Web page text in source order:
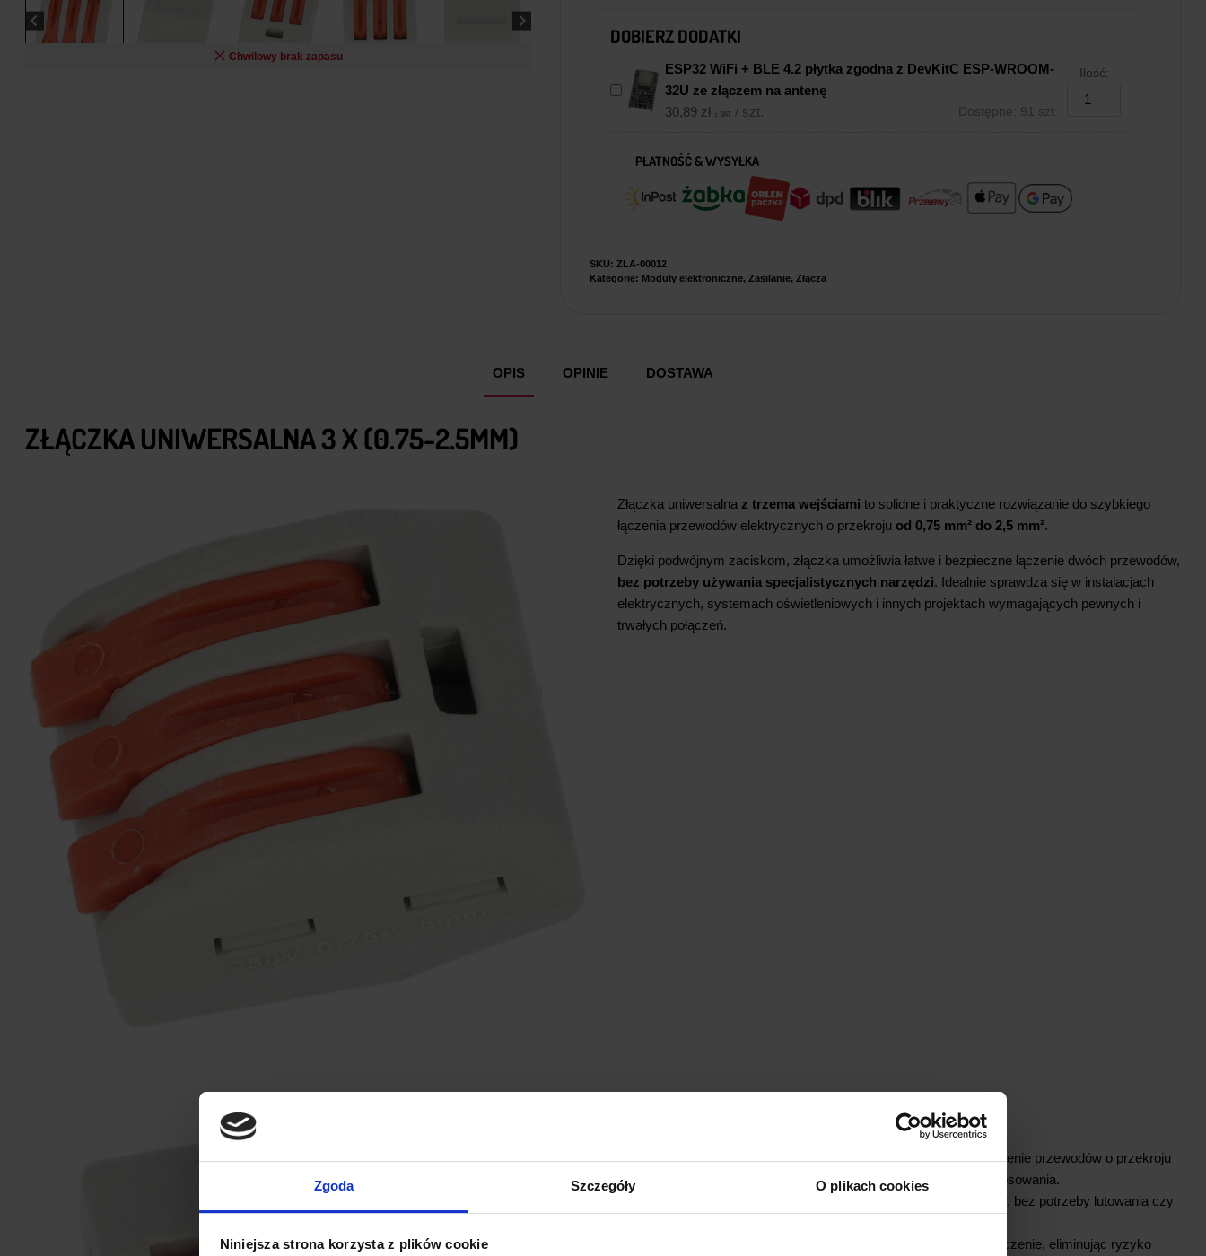
Zgoda Szczegóły O plikach cookies
Niniejsza strona korzysta z plików cookie
Chwilowy brak zapasu
DOBIERZ DODATKI
ESP32 WiFi + BLE 4.2 płytka zgodna z DevKitC ESP-WROOM-
32U ze złączem na antenę
30,89 zł z VAT / szt. Dostępne: 91 szt.
Ilość:
PŁATNOŚĆ & WYSYŁKA
SKU: ZLA-00012
Kategorie: Moduły elektroniczne, Zasilanie, Złącza
OPIS OPINIE DOSTAWA
ZŁĄCZKA UNIWERSALNA 3 X (0.75-2.5MM)
Złączka uniwersalna z trzema wejściami to solidne i praktyczne rozwiązanie do szybkiego
łączenia przewodów elektrycznych o przekroju od 0,75 mm² do 2,5 mm².
Dzięki podwójnym zaciskom, złączka umożliwia łatwe i bezpieczne łączenie dwóch przewodów,
bez potrzeby używania specjalistycznych narzędzi. Idealnie sprawdza się w instalacjach
elektrycznych, systemach oświetleniowych i innych projektach wymagających pewnych i
trwałych połączeń.
Szeroki zakres obsługiwanych przewodów– umożliwia łączenie przewodów o przekroju
od 0,75 mm² do 2,5 mm², co zapewnia wszechstronność zastosowania.
– szybkie i bezpieczne podłączenie przewodów, bez potrzeby lutowania czy
– system zaciskowy gwarantuje pewne połączenie, eliminując ryzyko